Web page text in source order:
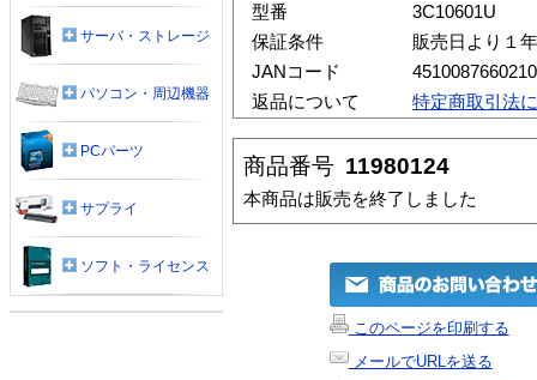
型番
3C10601U
保証条件
販売日より１
JANコード
4510087660210
返品について
特定商取引法
商品番号 11980124
本商品は販売を終了しました
このページを印刷する
メールでURLを送る
サーバ・ストレージ
パソコン・周辺機器
PCパーツ
サプライ
ソフト・ライセンス